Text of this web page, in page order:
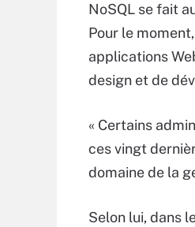
NoSQL se fait
Pour le
applications
design et de
« Certains
ces vingt
domaine de la
Selon lui, dans